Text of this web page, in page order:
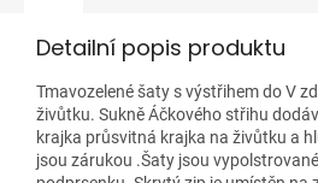
Detailní popis produktu
Tmavozelené šaty s výstřihem do V
živůtku. Sukně Áčkového střihu
krajka průsvitná krajka na živůtku a
jsou zárukou .Šaty jsou